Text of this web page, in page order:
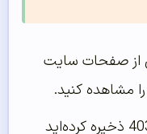
از صفحات سایت
خطا به شکل کدهایی که در فایل 403 ذخیره کرده‌اید